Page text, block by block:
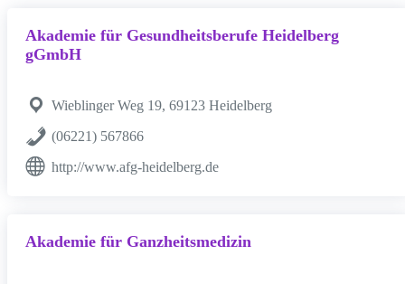
Akademie für Gesundheitsberufe Heidelberg
gGmbH
Wieblinger Weg 19, 69123 Heidelberg
(06221) 567866
http://www.afg-heidelberg.de
Akademie für Ganzheitsmedizin